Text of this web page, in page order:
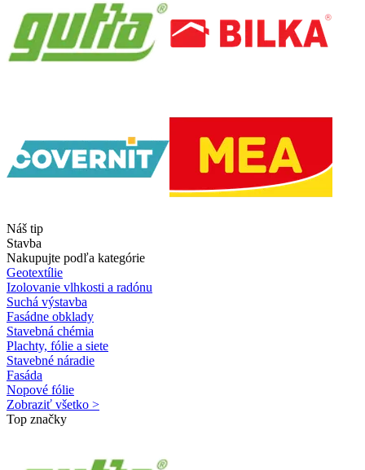
Náš tip
Stavba
Nakupujte podľa kategórie
Geotextílie
Izolovanie vlhkosti a radónu
Suchá výstavba
Fasádne obklady
Stavebná chémia
Plachty, fólie a siete
Stavebné náradie
Fasáda
Nopové fólie
Zobraziť všetko >
Top značky